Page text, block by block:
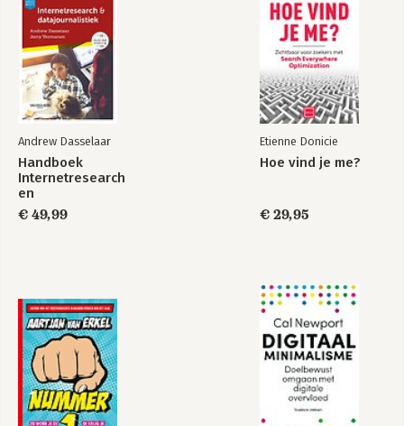
Andrew Dasselaar
Handboek
Internetresearch
en
datajournalistiek
€ 49,99
Etienne Donicie
Hoe vind je me?
€ 29,95